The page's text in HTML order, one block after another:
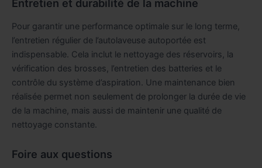
Entretien et durabilité de la machine
Pour garantir une performance optimale sur le long terme,
l’entretien régulier de l’autolaveuse autoportée est
indispensable. Cela inclut le nettoyage des réservoirs, la
vérification des brosses, l’entretien des batteries et le
contrôle du système d’aspiration. Une maintenance bien
réalisée permet non seulement de prolonger la durée de vie
de la machine, mais aussi de maintenir une qualité de
nettoyage constante.
Foire aux questions